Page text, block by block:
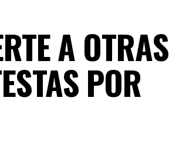
A OTRAS
POR